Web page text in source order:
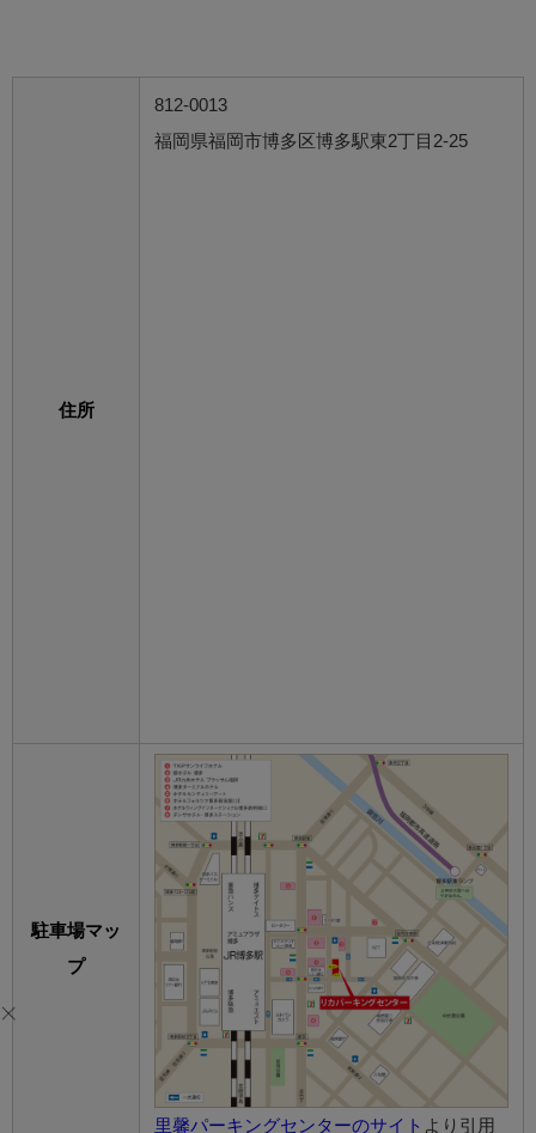
住所
812-0013
福岡県福岡市博多区博多駅東2丁目2-25
駐車場マッ
プ
里馨パーキングセンターのサイト より引用